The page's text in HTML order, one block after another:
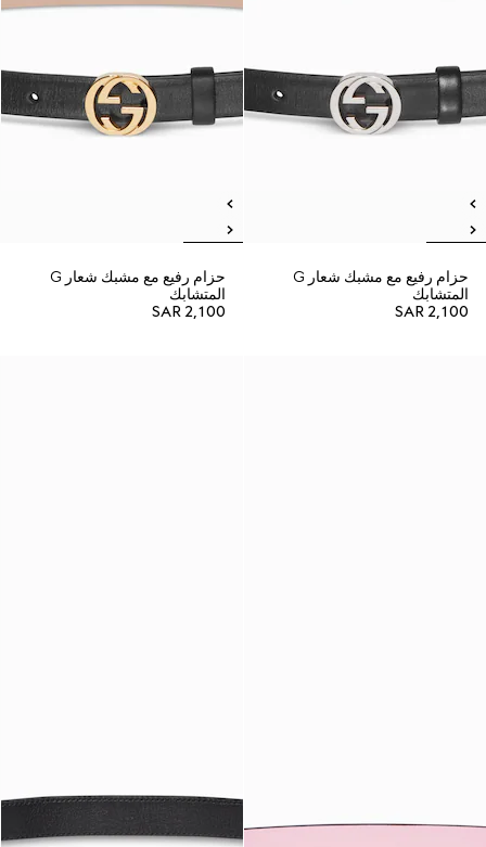
حزام رفيع مع مشبك شعار G
المتشابك
SAR 2,100
حزام رفيع مع مشبك شعار G
المتشابك
SAR 2,100